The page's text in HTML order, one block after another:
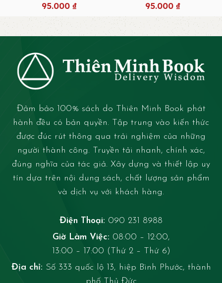
95.000 ₫
95.000 ₫
Đảm bảo 100% sách do Thiên Minh Book phát
hành đều có bản quyền. Tập trung vào kiến thức
được đúc rút thông qua trải nghiệm của những
người thành công. Truyền tải nhanh, chính xác,
đúng nghĩa của tác giả. Xây dựng và thiết lập uy
tín dựa trên nội dung sách, chất lượng sản phẩm
và dịch vụ với khách hàng.
Điện Thoại: 090 231 8988
Giờ Làm Việc: 08:00 – 12:00,
13:00 – 17:00 (Thứ 2 – Thứ 6)
Địa chỉ: Số 333 quốc lộ 13, hiệp Bình Phước, thành
phố Thủ Đức